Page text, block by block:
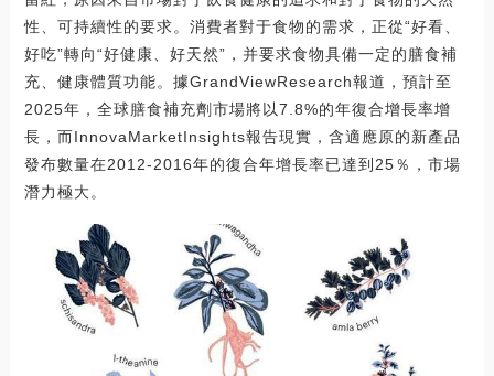
性、可持續性的要求。消費者對于食物的需求，正從“好看、
好吃”轉向“好健康、好天然”，并要求食物具備一定的膳食補
充、健康體質功能。據GrandViewResearch報道，預計至
2025年，全球膳食補充劑市場將以7.8%的年復合增長率增
長，而InnovaMarketInsights報告現實，含適應原的新產品
發布數量在2012-2016年的復合年增長率已達到25％，市場
潛力極大。